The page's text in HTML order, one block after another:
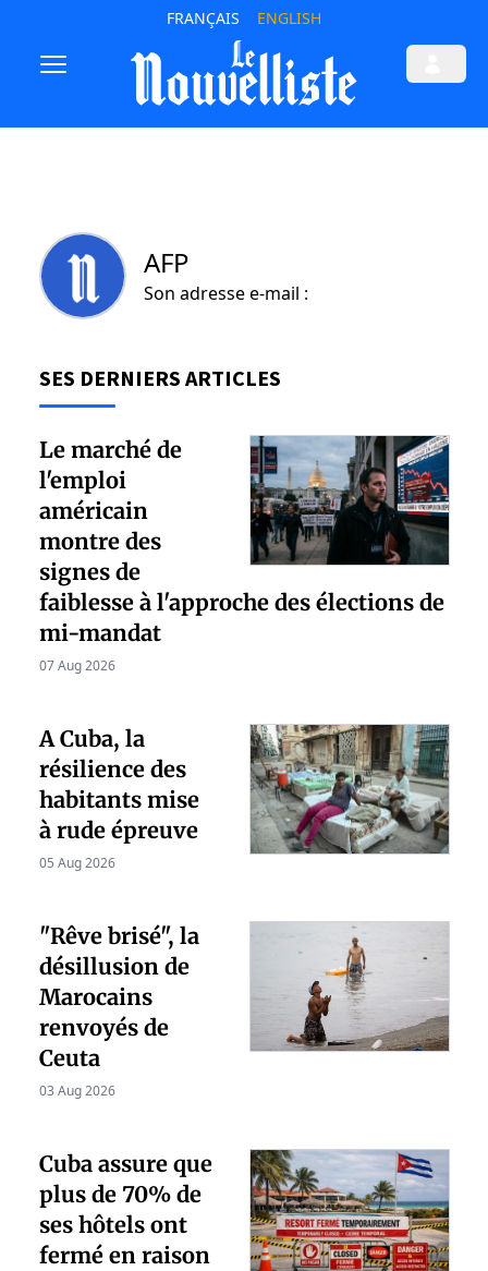
FRANÇAIS ENGLISH
AFP
Son adresse e-mail :
SES DERNIERS ARTICLES
Le marché de
l'emploi
américain
montre des
signes de
faiblesse à l'approche des élections de
mi-mandat
07 Aug 2026
A Cuba, la
résilience des
habitants mise
à rude épreuve
05 Aug 2026
"Rêve brisé", la
désillusion de
Marocains
renvoyés de
Ceuta
03 Aug 2026
Cuba assure que
plus de 70% de
ses hôtels ont
fermé en raison